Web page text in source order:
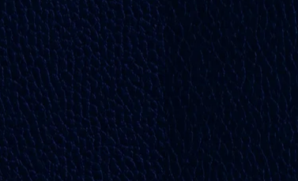
מחשבון בדיקה - האם
האפס עדיין מחזיק?
היכנסו